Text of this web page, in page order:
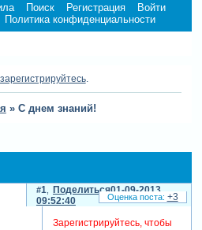
Поиск Регистрация
Войти
Политика конфиденциальности
зарегистрируйтесь.
» С днем знаний!
Поделиться
1
01-09-2013
09:52:40
Зарегистрируйтесь, чтобы
+3